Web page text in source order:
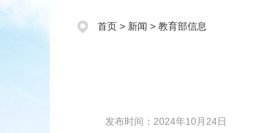
首页 > 新闻 > 教育部信息
发布时间：2024年10月24日